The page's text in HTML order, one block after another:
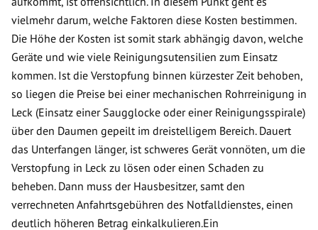
vielmehr darum, welche Faktoren diese Kosten bestimmen.
Die Höhe der Kosten ist somit stark abhängig davon, welche
Geräte und wie viele Reinigungsutensilien zum Einsatz
kommen. Ist die Verstopfung binnen kürzester Zeit behoben,
so liegen die Preise bei einer mechanischen Rohrreinigung in
Leck (Einsatz einer Saugglocke oder einer Reinigungsspirale)
über den Daumen gepeilt im dreistelligem Bereich. Dauert
das Unterfangen länger, ist schweres Gerät vonnöten, um die
Verstopfung in Leck zu lösen oder einen Schaden zu
beheben. Dann muss der Hausbesitzer, samt den
verrechneten Anfahrtsgebühren des Notfalldienstes, einen
deutlich höheren Betrag einkalkulieren.Ein